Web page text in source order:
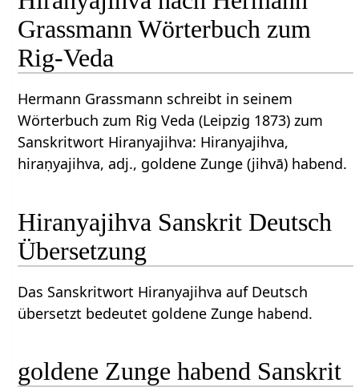
Grassmann Wörterbuch zum
Rig-Veda
Hermann Grassmann schreibt in seinem
Wörterbuch zum Rig Veda (Leipzig 1873) zum
Sanskritwort Hiranyajihva: Hiranyajihva,
hiraṇyajihva, adj., goldene Zunge (jihvā) habend.
Hiranyajihva Sanskrit Deutsch
Übersetzung
Das Sanskritwort Hiranyajihva auf Deutsch
übersetzt bedeutet goldene Zunge habend.
goldene Zunge habend Sanskrit